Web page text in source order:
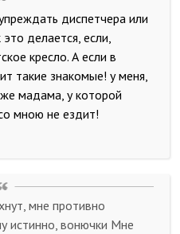
диспетчера или
делается, если,
кресло. А если в
такие знакомые! у меня,
мадама, у которой
мною не ездит!
мне противно
истинно, вонючки Мне